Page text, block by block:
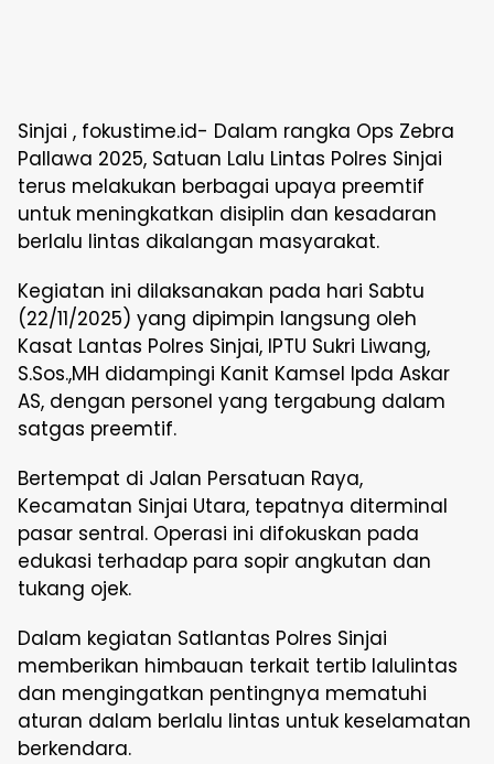
Sinjai , fokustime.id- Dalam rangka Ops Zebra
Pallawa 2025, Satuan Lalu Lintas Polres Sinjai
terus melakukan berbagai upaya preemtif
untuk meningkatkan disiplin dan kesadaran
berlalu lintas dikalangan masyarakat.
Kegiatan ini dilaksanakan pada hari Sabtu
(22/11/2025) yang dipimpin langsung oleh
Kasat Lantas Polres Sinjai, IPTU Sukri Liwang,
S.Sos.,MH didampingi Kanit Kamsel Ipda Askar
AS, dengan personel yang tergabung dalam
satgas preemtif.
Bertempat di Jalan Persatuan Raya,
Kecamatan Sinjai Utara, tepatnya diterminal
pasar sentral. Operasi ini difokuskan pada
edukasi terhadap para sopir angkutan dan
tukang ojek.
Dalam kegiatan Satlantas Polres Sinjai
memberikan himbauan terkait tertib lalulintas
dan mengingatkan pentingnya mematuhi
aturan dalam berlalu lintas untuk keselamatan
berkendara.